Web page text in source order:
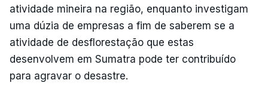
atividade mineira na região, enquanto investigam
uma dúzia de empresas a fim de saberem se a
atividade de desflorestação que estas
desenvolvem em Sumatra pode ter contribuído
para agravar o desastre.